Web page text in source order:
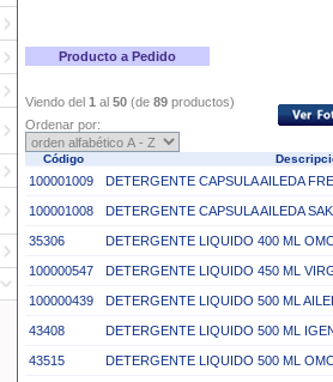
Producto a Pedido
Viendo del 1 al 50 (de 89 productos)
Ordenar por:
Código
100001009 DETERGENTE CAPSULA AILEDA
100001008 DETERGENTE CAPSULA AILEDA
35306 DETERGENTE LIQUIDO 400 ML
100000547 DETERGENTE LIQUIDO 450 ML
100000439 DETERGENTE LIQUIDO 500 ML
43408 DETERGENTE LIQUIDO 500 ML
43515 DETERGENTE LIQUIDO 500 ML